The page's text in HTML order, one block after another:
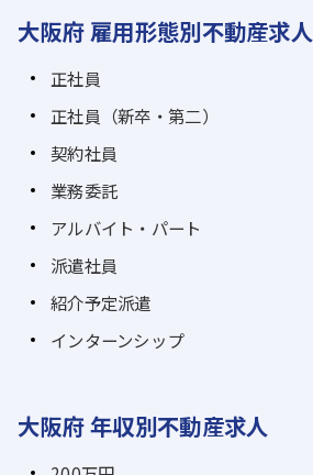
大阪府 雇用形態別不動産求人
正社員
正社員（新卒・第二）
契約社員
業務委託
アルバイト・パート
派遣社員
紹介予定派遣
インターンシップ
大阪府 年収別不動産求人